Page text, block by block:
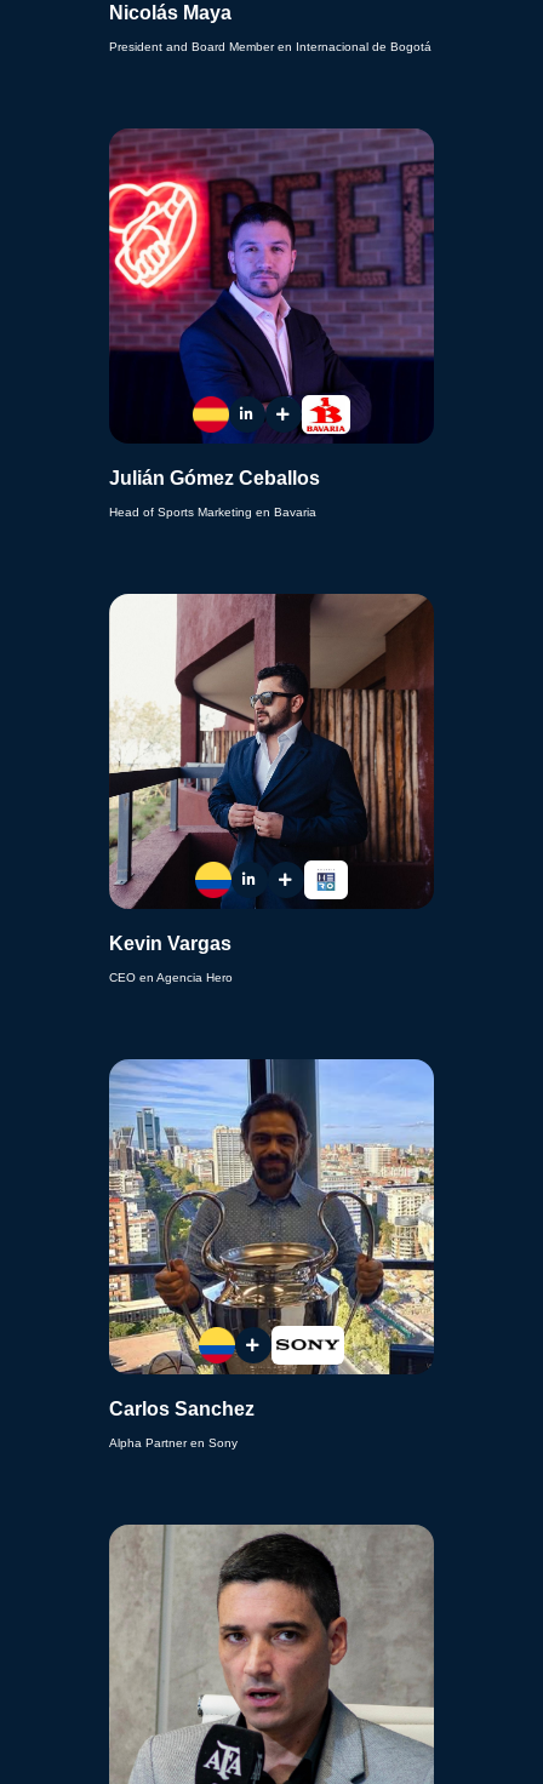
Nicolás Maya
President and Board Member en Internacional de Bogotá
Julián Gómez Ceballos
Head of Sports Marketing en Bavaria
Kevin Vargas
CEO en Agencia Hero
Carlos Sanchez
Alpha Partner en Sony